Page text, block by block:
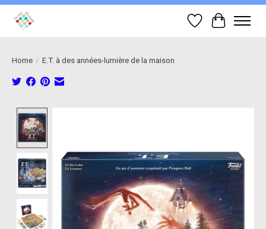
Wish List
Cart
Home / E.T. à des années-lumière de la maison